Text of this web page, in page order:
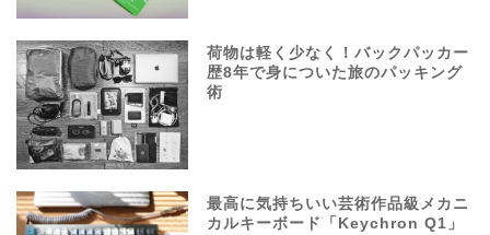
荷物は軽く少なく！バックパッカー
歴8年で身についた旅のパッキング
術
最高に気持ちいい芸術作品級メカニ
カルキーボード「Keychron Q1」